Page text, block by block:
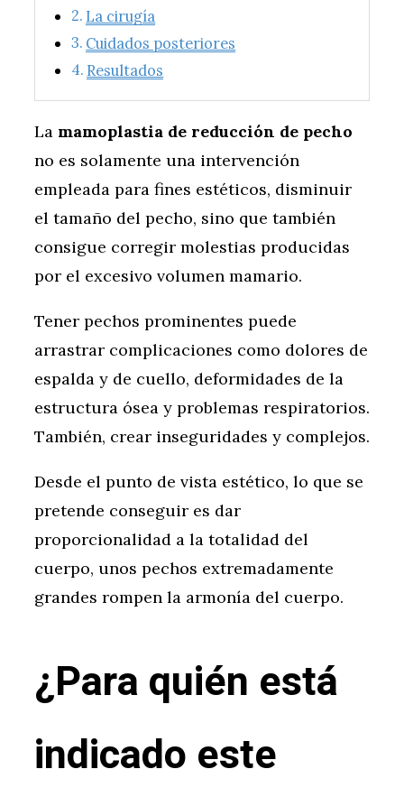
La cirugía
Cuidados posteriores
Resultados
La mamoplastia de reducción de pecho
no es solamente una intervención
empleada para fines estéticos, disminuir
el tamaño del pecho, sino que también
consigue corregir molestias producidas
por el excesivo volumen mamario.
Tener pechos prominentes puede
arrastrar complicaciones como dolores de
espalda y de cuello, deformidades de la
estructura ósea y problemas respiratorios.
También, crear inseguridades y complejos.
Desde el punto de vista estético, lo que se
pretende conseguir es dar
proporcionalidad a la totalidad del
cuerpo, unos pechos extremadamente
grandes rompen la armonía del cuerpo.
¿Para quién está
indicado este